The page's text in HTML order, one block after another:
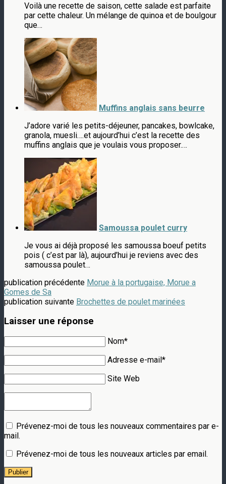
Voilà une recette de saison, cette salade est parfaite
par cette chaleur. Un mélange de quinoa et de boulgour
que…
Muffins anglais sans beurre
J’adore varié les petits-déjeuner, pancakes, bowlcake,
granola, muesli….et aujourd’hui c’est la recette des
muffins anglais que je voulais vous proposer.…
Samoussa poulet curry
Je vous ai déjà proposé les samoussa boeuf petits
pois ( c’est par là), aujourd’hui je reviens avec des
samoussa poulet…
publication précédente Morue à la portugaise, Morue a
Gomes de Sa
publication suivante Brochettes de poulet marinées
Laisser une réponse
Nom*
Adresse e-mail*
Site Web
Prévenez-moi de tous les nouveaux commentaires par e-
mail.
Prévenez-moi de tous les nouveaux articles par email.
Publier